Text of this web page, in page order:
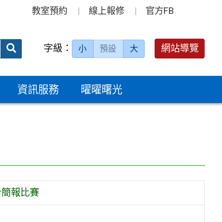
教室預約 線上報修 官方FB
送出 字級： 小 預設 大 網站導覽
資訊服務 曜曜曙光
報比賽